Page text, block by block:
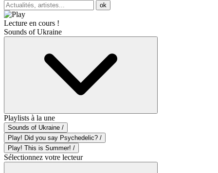
ok
Lecture en cours !
Sounds of Ukraine
Playlists à la une
Sounds of Ukraine /
Play! Did you say Psychedelic? /
Play! This is Summer! /
Sélectionnez votre lecteur